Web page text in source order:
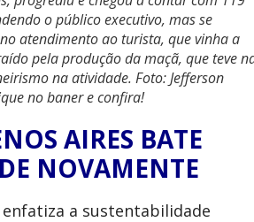
o público executivo, mas se
atendimento ao turista, que vinha a
pela produção da maçã, que teve
na atividade. Foto: Jefferson
no baner e confira!
AIRES BATE
NOVAMENTE